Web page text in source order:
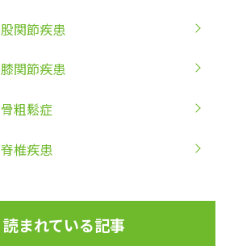
股関節疾患
膝関節疾患
骨粗鬆症
脊椎疾患
読まれている記事